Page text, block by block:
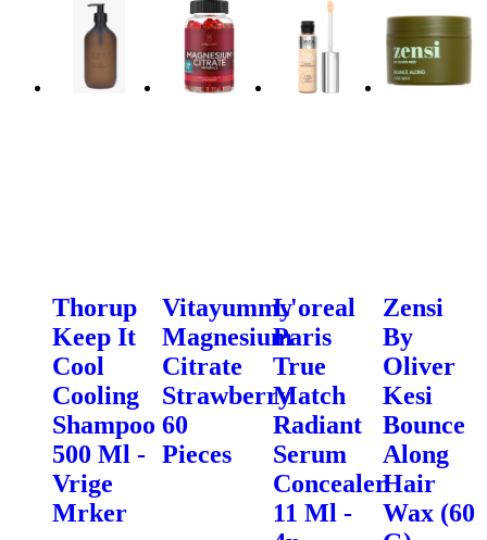
Thorup
Keep It
Cool
Cooling
Shampoo
500 Ml -
Vrige
Mrker
Vitayummy
Magnesium
Citrate
Strawberry
60
Pieces
L'oreal
Paris
True
Match
Radiant
Serum
Concealer
11 Ml -
Zensi
By
Oliver
Kesi
Bounce
Along
Hair
Wax (60